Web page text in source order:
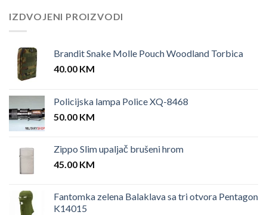
IZDVOJENI PROIZVODI
Brandit Snake Molle Pouch Woodland Torbica
40.00 KM
Policijska lampa Police XQ-8468
50.00 KM
Zippo Slim upaljač brušeni hrom
45.00 KM
Fantomka zelena Balaklava sa tri otvora Pentagon
K14015